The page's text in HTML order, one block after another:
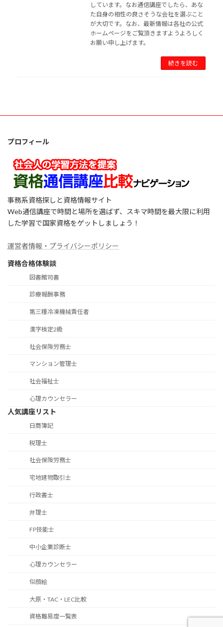
しています。なお通信講座でしたら、あな
た自身の相性の良さそうな会社を選ぶこと
が大切です。なお、最新情報は各社の公式
ホームページをご覧頂きますようよろしく
お願い申し上げます。
続きを読む
プロフィール
事務系資格探しと資格情報サイト
Web通信講座で時間と場所を選ばず、スキマ時間を最大限に利用
した学習で国家資格をゲットしましょう！
運営者情報・プライバシーポリシー
資格合格体験談
図書館司書
診療報酬事務
第三種冷凍機械責任者
漢字検定2級
社会保険労務士
マンション管理士
社会福祉士
心理カウンセラー
人気講座リスト
日商簿記
税理士
社会保険労務士
宅地建物取引士
行政書士
弁理士
FP技能士
中小企業診断士
心理カウンセラー
似顔絵
大原・TAC・LEC比較
資格難易度一覧表